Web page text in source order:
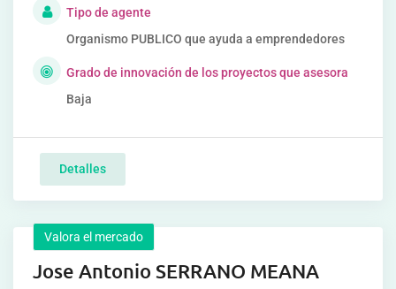
Tipo de agente
Organismo PUBLICO que ayuda a emprendedores
Grado de innovación de los proyectos que asesora
Baja
Detalles
Valora el mercado
Jose Antonio SERRANO MEANA